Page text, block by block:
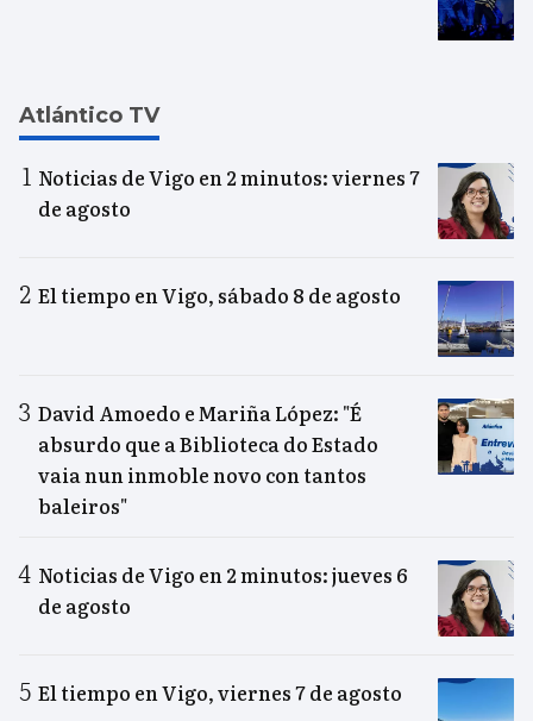
Atlántico TV
Noticias de Vigo en 2 minutos: viernes 7
de agosto
El tiempo en Vigo, sábado 8 de agosto
David Amoedo e Mariña López: "É
absurdo que a Biblioteca do Estado
vaia nun inmoble novo con tantos
baleiros"
Noticias de Vigo en 2 minutos: jueves 6
de agosto
El tiempo en Vigo, viernes 7 de agosto